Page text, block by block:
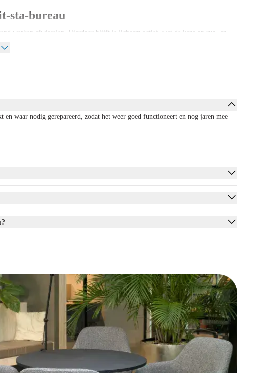
sta-bureau
werken afwisselen. Hierdoor blijft je lichaam actief, wat de kans op rug- en
met een duurzame oplossing die perfect aansluit op de toekomst van
kunt moeiteloos van zit- naar stahoogte wisselen, zonder de nadelige impact van
want elk refurbished zit-sta-bureau is zorgvuldig gecontroleerd.
zit-sta-bureau
van het bureau soepel werkt.
bij eventuele problemen.
waar je lange tijd plezier van hebt.
vind je snel en eenvoudig het tweedehands zit-sta-bureau dat bij jouw wensen
en deskundig advies. Maak ook een verantwoorde keuze voor het milieu én je
en waar nodig gerepareerd, zodat het weer goed functioneert en nog jaren mee